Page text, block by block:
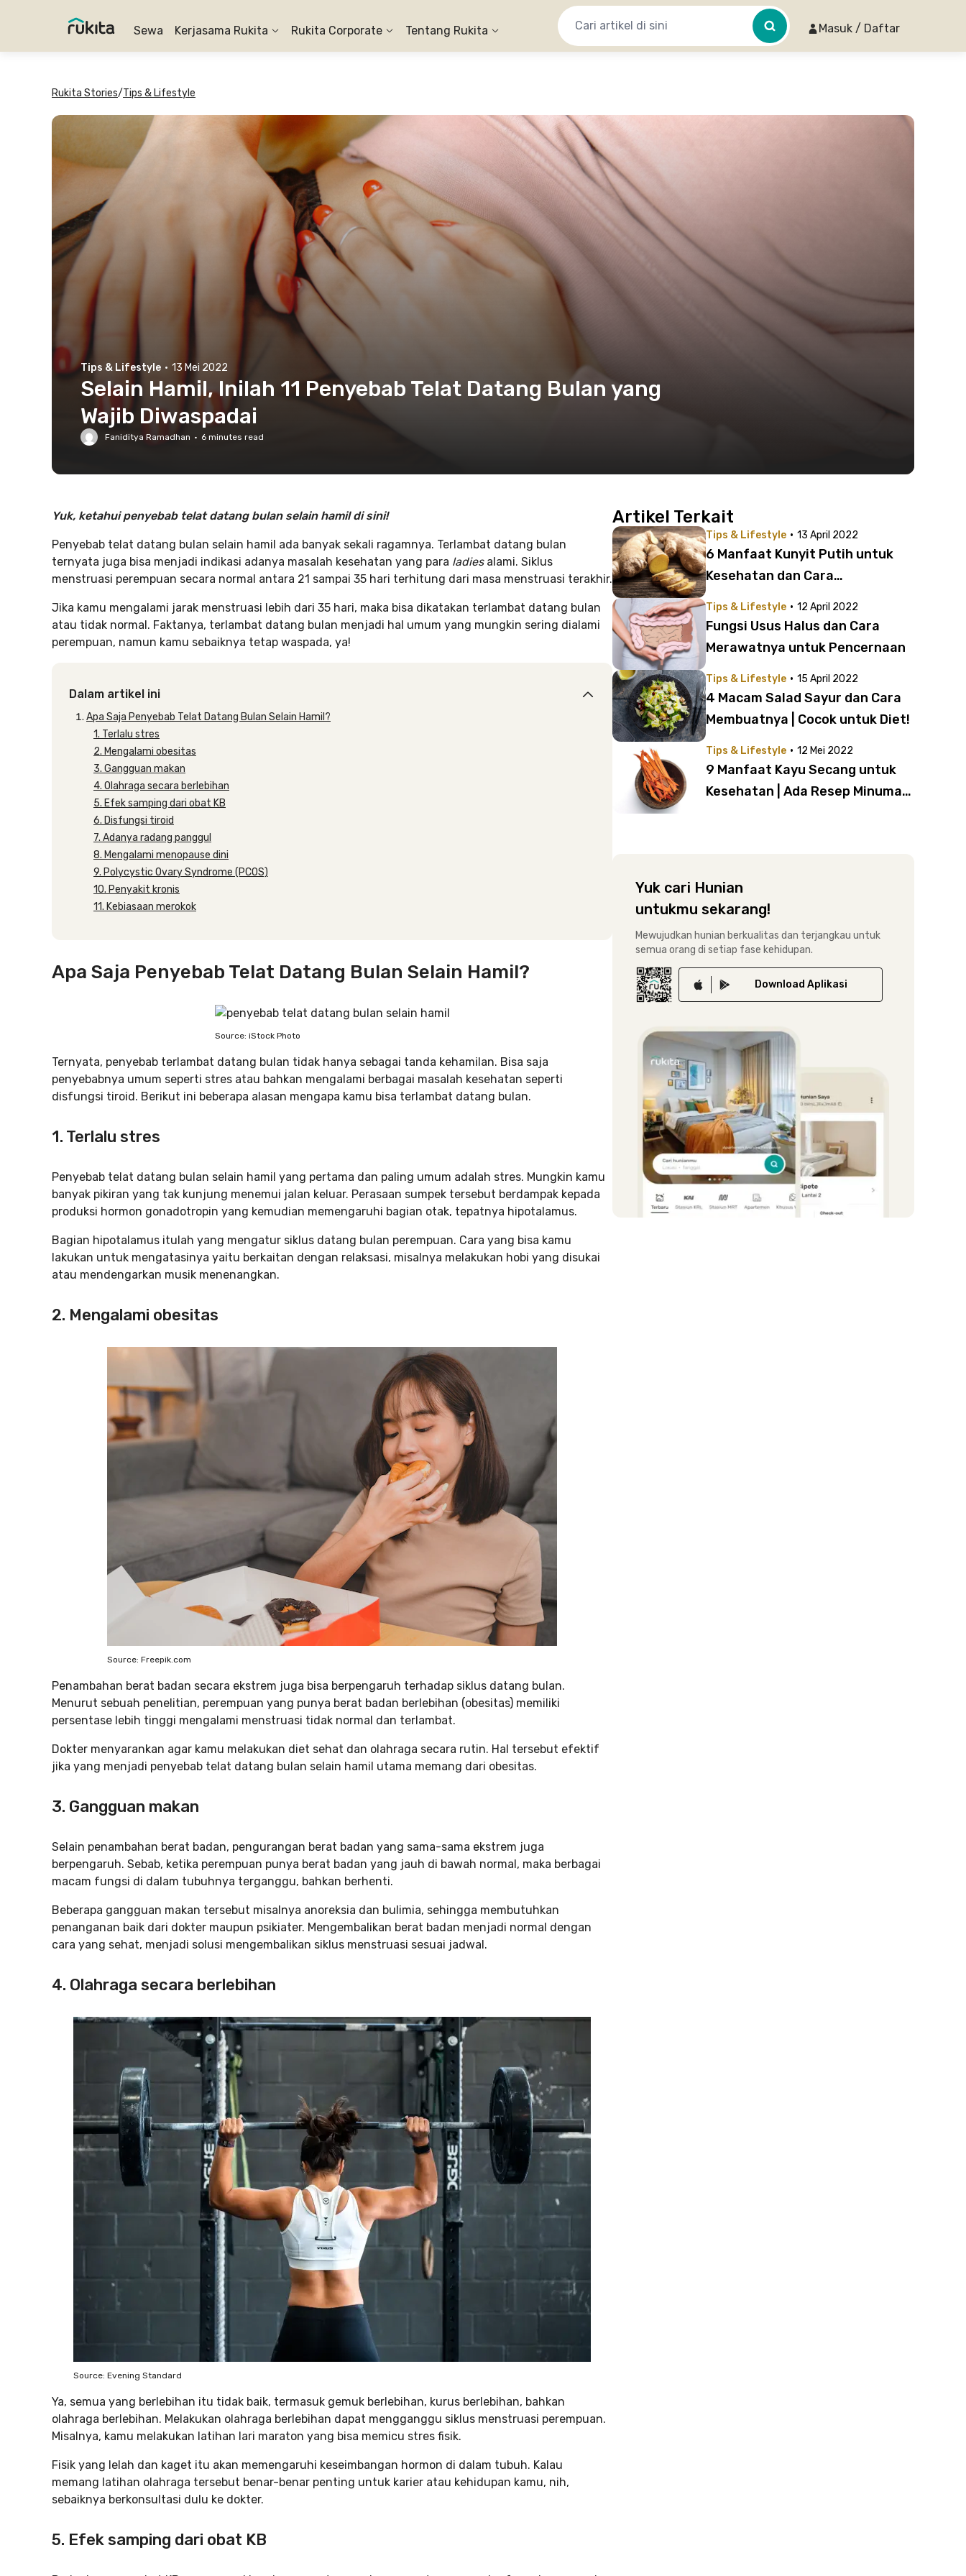
Sewa Kerjasama Rukita Rukita Corporate Tentang Rukita Masuk / Daftar
Rukita Stories/Tips & Lifestyle
Tips & Lifestyle · 13 Mei 2022
Selain Hamil, Inilah 11 Penyebab Telat Datang Bulan yang
Wajib Diwaspadai
Faniditya Ramadhan · 6 minutes read
Yuk, ketahui penyebab telat datang bulan selain hamil di sini!
Penyebab telat datang bulan selain hamil ada banyak sekali ragamnya. Terlambat datang bulan
ternyata juga bisa menjadi indikasi adanya masalah kesehatan yang para ladiesalami. Siklus
menstruasi perempuan secara normal antara 21 sampai 35 hari terhitung dari masa menstruasi terakhir.
Jika kamu mengalami jarak menstruasi lebih dari 35 hari, maka bisa dikatakan terlambat datang bulan
atau tidak normal. Faktanya, terlambat datang bulan menjadi hal umum yang mungkin sering dialami
perempuan, namun kamu sebaiknya tetap waspada, ya!
Dalam artikel ini
Apa Saja Penyebab Telat Datang Bulan Selain Hamil?
1. Terlalu stres
2. Mengalami obesitas
3. Gangguan makan
4. Olahraga secara berlebihan
5. Efek samping dari obat KB
6. Disfungsi tiroid
7. Adanya radang panggul
8. Mengalami menopause dini
9. Polycystic Ovary Syndrome (PCOS)
10. Penyakit kronis
11. Kebiasaan merokok
Apa Saja Penyebab Telat Datang Bulan Selain Hamil?
Source: iStock Photo
Ternyata, penyebab terlambat datang bulan tidak hanya sebagai tanda kehamilan. Bisa saja
penyebabnya umum seperti stres atau bahkan mengalami berbagai masalah kesehatan seperti
disfungsi tiroid. Berikut ini beberapa alasan mengapa kamu bisa terlambat datang bulan.
1. Terlalu stres
Penyebab telat datang bulan selain hamil yang pertama dan paling umum adalah stres. Mungkin kamu
banyak pikiran yang tak kunjung menemui jalan keluar. Perasaan sumpek tersebut berdampak kepada
produksi hormon gonadotropin yang kemudian memengaruhi bagian otak, tepatnya hipotalamus.
Bagian hipotalamus itulah yang mengatur siklus datang bulan perempuan. Cara yang bisa kamu
lakukan untuk mengatasinya yaitu berkaitan dengan relaksasi, misalnya melakukan hobi yang disukai
atau mendengarkan musik menenangkan.
2. Mengalami obesitas
Source: Freepik.com
Penambahan berat badan secara ekstrem juga bisa berpengaruh terhadap siklus datang bulan.
Menurut sebuah penelitian, perempuan yang punya berat badan berlebihan (obesitas) memiliki
persentase lebih tinggi mengalami menstruasi tidak normal dan terlambat.
Dokter menyarankan agar kamu melakukan diet sehat dan olahraga secara rutin. Hal tersebut efektif
jika yang menjadi penyebab telat datang bulan selain hamil utama memang dari obesitas.
3. Gangguan makan
Selain penambahan berat badan, pengurangan berat badan yang sama-sama ekstrem juga
berpengaruh. Sebab, ketika perempuan punya berat badan yang jauh di bawah normal, maka berbagai
macam fungsi di dalam tubuhnya terganggu, bahkan berhenti.
Beberapa gangguan makan tersebut misalnya anoreksia dan bulimia, sehingga membutuhkan
penanganan baik dari dokter maupun psikiater. Mengembalikan berat badan menjadi normal dengan
cara yang sehat, menjadi solusi mengembalikan siklus menstruasi sesuai jadwal.
4. Olahraga secara berlebihan
Source: Evening Standard
Ya, semua yang berlebihan itu tidak baik, termasuk gemuk berlebihan, kurus berlebihan, bahkan
olahraga berlebihan. Melakukan olahraga berlebihan dapat mengganggu siklus menstruasi perempuan.
Misalnya, kamu melakukan latihan lari maraton yang bisa memicu stres fisik.
Fisik yang lelah dan kaget itu akan memengaruhi keseimbangan hormon di dalam tubuh. Kalau
memang latihan olahraga tersebut benar-benar penting untuk karier atau kehidupan kamu, nih,
sebaiknya berkonsultasi dulu ke dokter.
5. Efek samping dari obat KB
Artikel Terkait
Tips & Lifestyle · 13 April 2022
6 Manfaat Kunyit Putih untuk
Kesehatan dan Cara
Tips & Lifestyle · 12 April 2022
Fungsi Usus Halus dan Cara
Merawatnya untuk Pencernaan
Tips & Lifestyle · 15 April 2022
4 Macam Salad Sayur dan Cara
Membuatnya | Cocok untuk Diet!
Tips & Lifestyle · 12 Mei 2022
9 Manfaat Kayu Secang untuk
Kesehatan | Ada Resep Minuman
Yuk cari Hunian
untukmu sekarang!
Mewujudkan hunian berkualitas dan terjangkau untuk
semua orang di setiap fase kehidupan.
Download Aplikasi